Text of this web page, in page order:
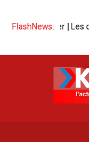
FlashNews:
d’Alger | Les